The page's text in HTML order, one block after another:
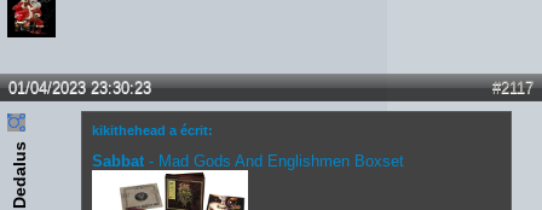
#2117
01/04/2023 23:30:23
Dedalus
kikithehead a écrit:
Sabbat - Mad Gods And Englishmen Boxset